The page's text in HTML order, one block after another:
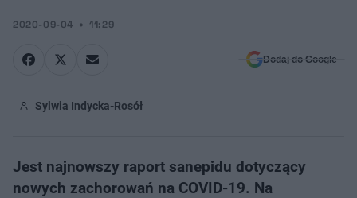
2020-09-04 11:29
Dodaj do Google
Sylwia Indycka-Rosół
Jest najnowszy raport sanepidu dotyczący
nowych zachorowań na COVID-19. Na